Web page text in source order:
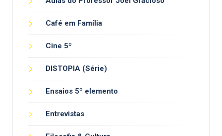
Café em Família
Cine 5º
DISTOPIA (Série)
Ensaios 5º elemento
Entrevistas